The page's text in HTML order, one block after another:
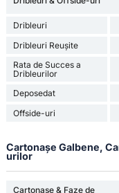
Dribleuri
Dribleuri Reușite
Rata de Succes a
Dribleurilor
Deposedat
Offside-uri
Cartonașe Galbene,
urilor
Cartonașe & Faze de